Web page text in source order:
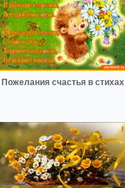
Пожелания счастья в стихах